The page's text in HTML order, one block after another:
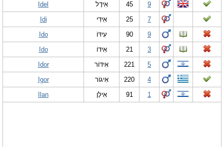
Idel
אִידֶל 45
9
Idi
אִידִי 25
7
Ido
עִידּוֹ 90
9
Ido
אִידוֹ 21
3
Idor
אִידוֹר 221
5
Igor
אִיגוֹר 220
4
Ilan
אִילָן 91 1